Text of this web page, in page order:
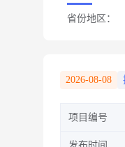
省份地区：
2026-08-08
项目编号